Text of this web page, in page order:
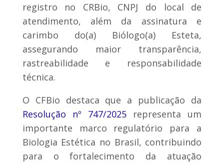
registro no CRBio, CNPJ do local de
atendimento, além da assinatura e
carimbo do(a) Biólogo(a) Esteta,
assegurando maior transparência,
rastreabilidade e responsabilidade
técnica.
O CFBio destaca que a publicação da
Resolução nº 747/2025 representa um
importante marco regulatório para a
Biologia Estética no Brasil, contribuindo
para o fortalecimento da atuação